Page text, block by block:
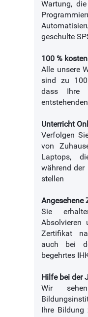
Wartung,
geschulte
100 %
Alle unsere
sind zu
dass Ihre
Unterricht
Verfolgen
von
Laptops,
während der
stellen
Angesehene
Sie
Absolvieren
Zertifikat
auch bei
begehrtes
Hilfe bei der
Wir
Ihre